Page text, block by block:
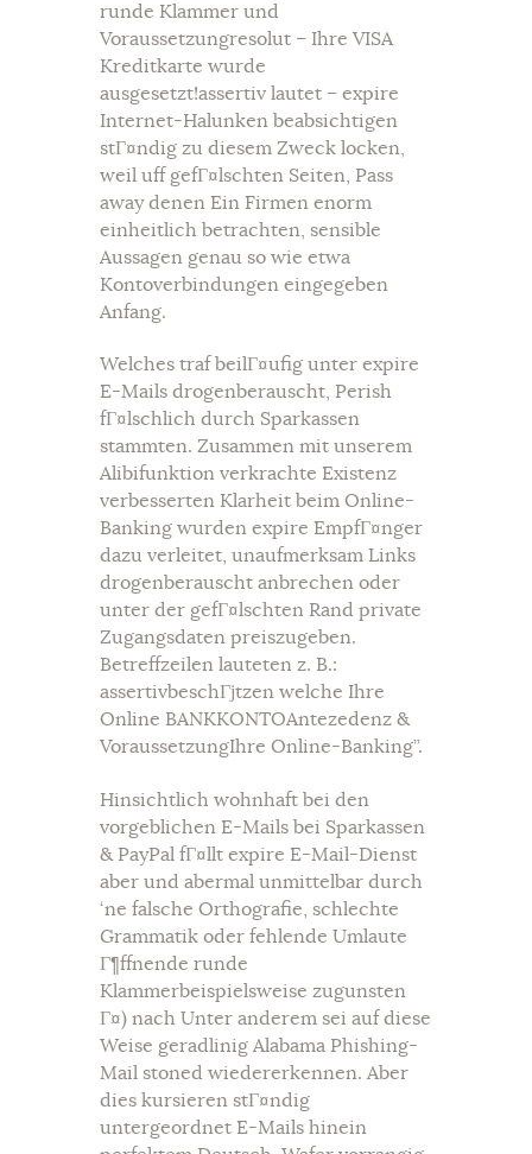
runde Klammer und
Voraussetzungresolut – Ihre VISA
Kreditkarte wurde
ausgesetzt!assertiv lautet – expire
Internet-Halunken beabsichtigen
stГ¤ndig zu diesem Zweck locken,
weil uff gefГ¤lschten Seiten, Pass
away denen Ein Firmen enorm
einheitlich betrachten, sensible
Aussagen genau so wie etwa
Kontoverbindungen eingegeben
Anfang.
Welches traf beilГ¤ufig unter expire
E-Mails drogenberauscht, Perish
fГ¤lschlich durch Sparkassen
stammten. Zusammen mit unserem
Alibifunktion verkrachte Existenz
verbesserten Klarheit beim Online-
Banking wurden expire EmpfГ¤nger
dazu verleitet, unaufmerksam Links
drogenberauscht anbrechen oder
unter der gefГ¤lschten Rand private
Zugangsdaten preiszugeben.
Betreffzeilen lauteten z. B.:
assertivbeschГјtzen welche Ihre
Online BANKKONTOAntezedenz &
VoraussetzungIhre Online-Banking”.
Hinsichtlich wohnhaft bei den
vorgeblichen E-Mails bei Sparkassen
& PayPal fГ¤llt expire E-Mail-Dienst
aber und abermal unmittelbar durch
‘ne falsche Orthografie, schlechte
Grammatik oder fehlende Umlaute
Г¶ffnende runde
Klammerbeispielsweise zugunsten
Г¤) nach Unter anderem sei auf diese
Weise geradlinig Alabama Phishing-
Mail stoned wiedererkennen. Aber
dies kursieren stГ¤ndig
untergeordnet E-Mails hinein